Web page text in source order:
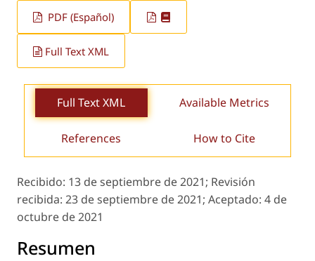
PDF (Español)
Full Text XML
Full Text XML Available Metrics
References How to Cite
Recibido: 13 de septiembre de 2021; Revisión
recibida: 23 de septiembre de 2021; Aceptado: 4 de
octubre de 2021
Resumen